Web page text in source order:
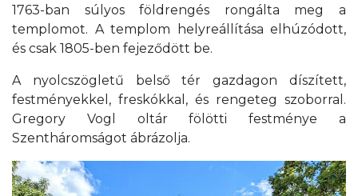
1763-ban súlyos földrengés rongálta meg a
templomot. A templom helyreállítása elhúzódott,
és csak 1805-ben fejeződött be.
A nyolcszögletű belső tér gazdagon díszített,
festményekkel, freskókkal, és rengeteg szoborral.
Gregory Vogl oltár fölötti festménye a
Szentháromságot ábrázolja.